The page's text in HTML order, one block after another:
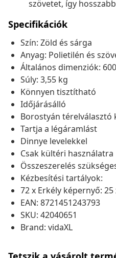
szövetet, így
Specifikációk
Szín: Zöld és sárga
Anyag: Polietilén és
Általános dimenziók:
Súly: 3,55 kg
Könnyen tisztítható
Időjárásálló
Borostyán térelválasztó
Tartja a légáramlást
Dinnye levelekkel
Csak kültéri használatra
Összeszerelés
Kézbesítési tartályok:
72 x Erkély képernyő: 25
EAN: 8721451243793
SKU: 42040651
Brand: vidaXL